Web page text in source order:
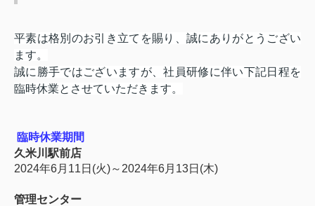
平素は格別のお引き立てを賜り、誠にありがとうござい
ます。
誠に勝手ではございますが、社員研修に伴い下記日程を
臨時休業とさせていただきます。
臨時休業期間
久米川駅前店
2024年6月11日(火)～2024年6月13日(木)
管理センター